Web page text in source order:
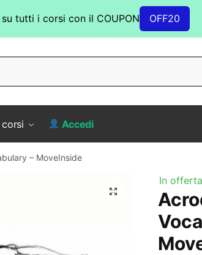
Accedi
– MoveInside
In
tutti i corsi con il COUPON OFF20